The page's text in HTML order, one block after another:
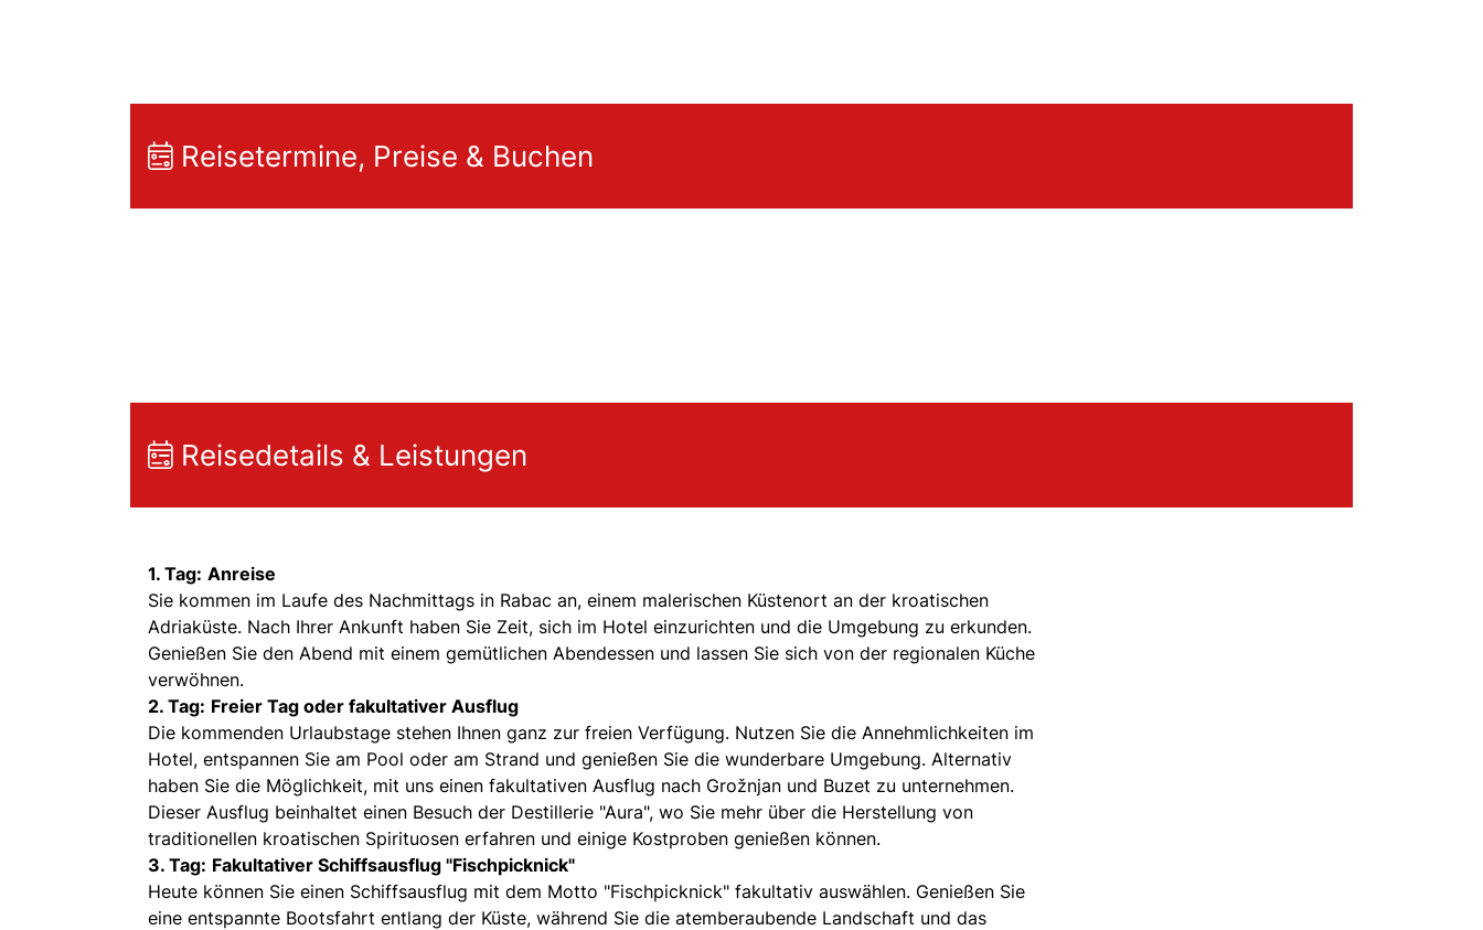
Reisetermine, Preise & Buchen
Reisedetails & Leistungen
1. Tag: Anreise
Sie kommen im Laufe des Nachmittags in Rabac an, einem malerischen Küstenort an der kroatischen
Adriaküste. Nach Ihrer Ankunft haben Sie Zeit, sich im Hotel einzurichten und die Umgebung zu erkunden.
Genießen Sie den Abend mit einem gemütlichen Abendessen und lassen Sie sich von der regionalen Küche
verwöhnen.
2. Tag: Freier Tag oder fakultativer Ausflug
Die kommenden Urlaubstage stehen Ihnen ganz zur freien Verfügung. Nutzen Sie die Annehmlichkeiten im
Hotel, entspannen Sie am Pool oder am Strand und genießen Sie die wunderbare Umgebung. Alternativ
haben Sie die Möglichkeit, mit uns einen fakultativen Ausflug nach Grožnjan und Buzet zu unternehmen.
Dieser Ausflug beinhaltet einen Besuch der Destillerie "Aura", wo Sie mehr über die Herstellung von
traditionellen kroatischen Spirituosen erfahren und einige Kostproben genießen können.
3. Tag: Fakultativer Schiffsausflug "Fischpicknick"
Heute können Sie einen Schiffsausflug mit dem Motto "Fischpicknick" fakultativ auswählen. Genießen Sie
eine entspannte Bootsfahrt entlang der Küste, während Sie die atemberaubende Landschaft und das